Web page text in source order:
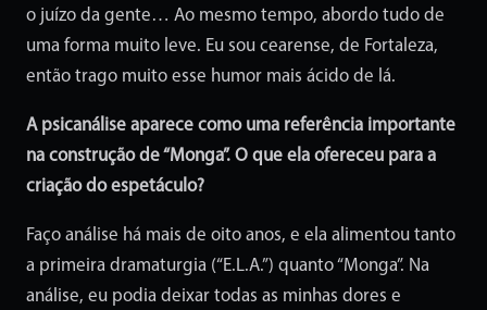
o juízo da gente… Ao mesmo tempo, abordo tudo de
uma forma muito leve. Eu sou cearense, de Fortaleza,
então trago muito esse humor mais ácido de lá.
A psicanálise aparece como uma referência importante
na construção de “Monga”. O que ela ofereceu para a
criação do espetáculo?
Faço análise há mais de oito anos, e ela alimentou tanto
a primeira dramaturgia (“E.L.A.”) quanto “Monga”. Na
análise, eu podia deixar todas as minhas dores e